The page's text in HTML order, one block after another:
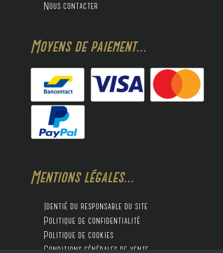
Nous contacter
Moyens de paiement...
Mentions légales...
Identié du responsable du site
Politique de confidentialité
Politique de cookies
Conditions générales de vente